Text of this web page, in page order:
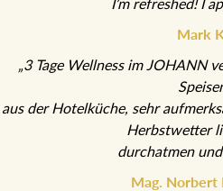
Mark
„3 Tage Wellness im JOHANN
aus der Hotelküche, sehr
Herbstwetter
durchatmen und
Mag. Norbert